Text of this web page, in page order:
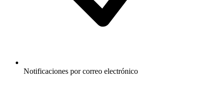
Notificaciones por correo electrónico